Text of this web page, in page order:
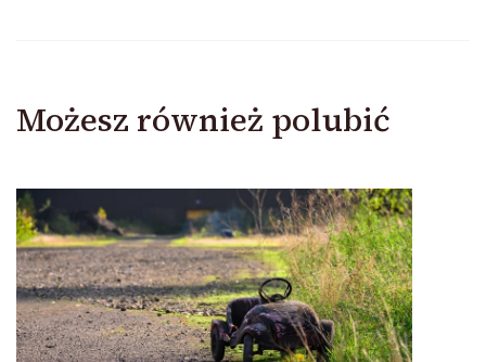
Możesz również polubić